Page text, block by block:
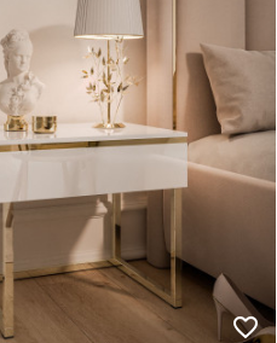
favorite_border